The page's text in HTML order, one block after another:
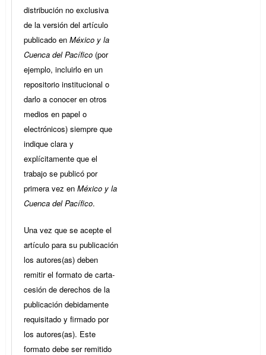
distribución no exclusiva
de la versión del artículo
publicado en México y la
Cuenca del Pacífico (por
ejemplo, incluirlo en un
repositorio institucional o
darlo a conocer en otros
medios en papel o
electrónicos) siempre que
indique clara y
explícitamente que el
trabajo se publicó por
primera vez en México y la
Cuenca del Pacífico.
Una vez que se acepte el
artículo para su publicación
los autores(as) deben
remitir el formato de carta-
cesión de derechos de la
publicación debidamente
requisitado y firmado por
los autores(as). Este
formato debe ser remitido